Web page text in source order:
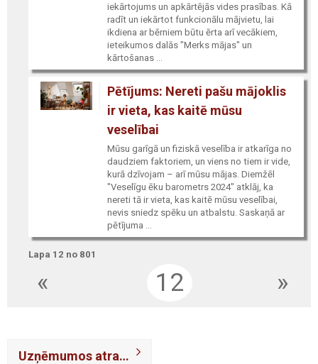
iekārtojums un apkārtējās vides prasības. Kā
radīt un iekārtot funkcionālu mājvietu, lai
ikdiena ar bērniem būtu ērta arī vecākiem,
ieteikumos dalās "Merks mājas" un
kārtošanas ...
Pētījums: Nereti pašu mājoklis
ir vieta, kas kaitē mūsu
veselībai
Mūsu garīgā un fiziskā veselība ir atkarīga no
daudziem faktoriem, un viens no tiem ir vide,
kurā dzīvojam – arī mūsu mājas. Diemžēl
"Veselīgu ēku barometrs 2024" atklāj, ka
nereti tā ir vieta, kas kaitē mūsu veselībai,
nevis sniedz spēku un atbalstu. Saskaņā ar
pētījuma ...
Lapa 12 no 801
« 12 »
Uzņēmumos atrasts: 478